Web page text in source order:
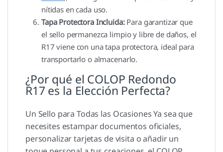
nítidas en cada uso.
Tapa Protectora Incluida:Para garantizar que
el sello permanezca limpio y libre de daños, el
R17 viene con una tapa protectora, ideal para
transportarlo o almacenarlo.
¿Por qué el COLOP Redondo
R17 es la Elección Perfecta?
Un Sello para Todas las Ocasiones Ya sea que
necesites estampar documentos oficiales,
personalizar tarjetas de visita o añadir un